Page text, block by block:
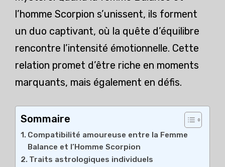
l’homme Scorpion s’unissent, ils forment
un duo captivant, où la quête d’équilibre
rencontre l’intensité émotionnelle. Cette
relation promet d’être riche en moments
marquants, mais également en défis.
Sommaire
Compatibilité amoureuse entre la Femme
Balance et l’Homme Scorpion
Traits astrologiques individuels